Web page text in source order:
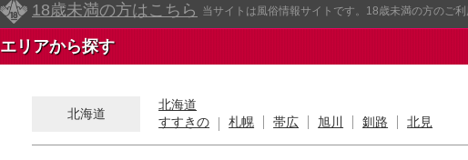
18歳未満の方はこちら 当サイトは風俗情報サイトです。18歳未満の方のご利
エリアから探す
北海道
北海道
すすきの
札幌 帯広 旭川 釧路 北見